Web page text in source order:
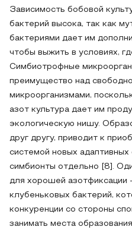
Зависимость бобовой
бактерий высока, так как
бактериями дает им
чтобы выжить в условиях,
Симбиотрофные
преимущество над
микроорганизмами,
азот культура дает им
экологическую нишу.
друг другу, приводит к
системой новых
симбионты отдельно [8].
для хорошей азотфиксации
клубеньковых бактерий,
конкуренции со стороны
занимать места